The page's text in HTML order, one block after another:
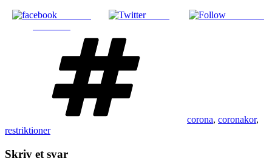
Tweet
corona, coronakor,
restriktioner
Skriv et svar